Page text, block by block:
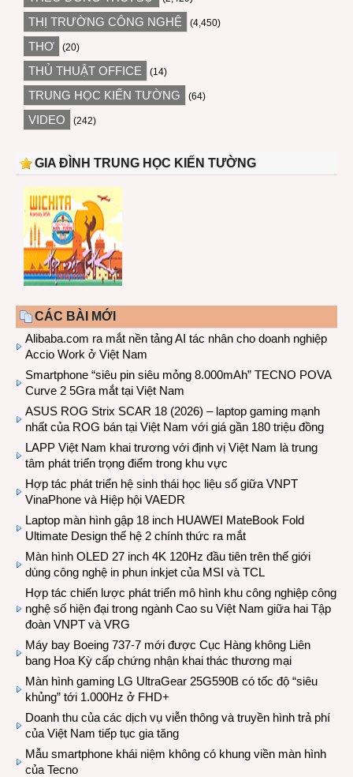
THỊ TRƯỜNG CÔNG NGHỆ (4,450)
THƠ (20)
THỦ THUẬT OFFICE (14)
TRUNG HỌC KIẾN TƯỜNG (64)
VIDEO (242)
GIA ĐÌNH TRUNG HỌC KIẾN TƯỜNG
CÁC BÀI MỚI
Alibaba.com ra mắt nền tảng AI tác nhân cho doanh nghiệp
Accio Work ở Việt Nam
Smartphone “siêu pin siêu mỏng 8.000mAh” TECNO POVA
Curve 2 5Gra mắt tại Việt Nam
ASUS ROG Strix SCAR 18 (2026) – laptop gaming mạnh
nhất của ROG bán tại Việt Nam với giá gần 180 triệu đồng
LAPP Việt Nam khai trương với định vị Việt Nam là trung
tâm phát triển trọng điểm trong khu vực
Hợp tác phát triển hệ sinh thái học liệu số giữa VNPT
VinaPhone và Hiệp hội VAEDR
Laptop màn hình gập 18 inch HUAWEI MateBook Fold
Ultimate Design thế hệ 2 chính thức ra mắt
Màn hình OLED 27 inch 4K 120Hz đầu tiên trên thế giới
dùng công nghệ in phun inkjet của MSI và TCL
Hợp tác chiến lược phát triển mô hình khu công nghiệp công
nghệ số hiện đại trong ngành Cao su Việt Nam giữa hai Tập
đoàn VNPT và VRG
Máy bay Boeing 737-7 mới được Cục Hàng không Liên
bang Hoa Kỳ cấp chứng nhận khai thác thương mại
Màn hình gaming LG UltraGear 25G590B có tốc độ “siêu
khủng” tới 1.000Hz ở FHD+
Doanh thu của các dịch vụ viễn thông và truyền hình trả phí
của Việt Nam tiếp tục gia tăng
Mẫu smartphone khái niệm không có khung viền màn hình
của Tecno